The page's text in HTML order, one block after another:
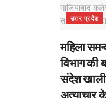
उत्तर प्रदेश
महिला
विभाग की
संदेश खाली
अत्याचार